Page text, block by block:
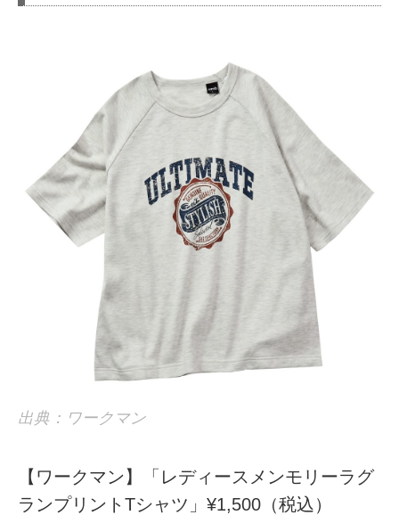
出典：ワークマン
【ワークマン】「レディースメンモリーラグ
ランプリントTシャツ」¥1,500（税込）